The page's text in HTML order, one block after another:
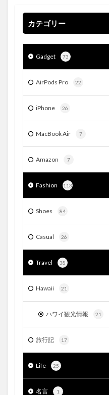
カテゴリー
Gadget 73
AirPods Pro 22
iPhone 26
MacBook Air 7
Amazon 7
Fashion 113
Shoes 84
Casual 26
Travel 38
Hawaii 21
ハワイ観光情報 21
旅行記 17
Life 25
名言 1